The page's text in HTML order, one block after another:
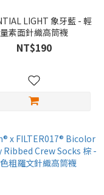
LIGHT 象牙藍 - 輕
量素面針織高筒襪
NT$190